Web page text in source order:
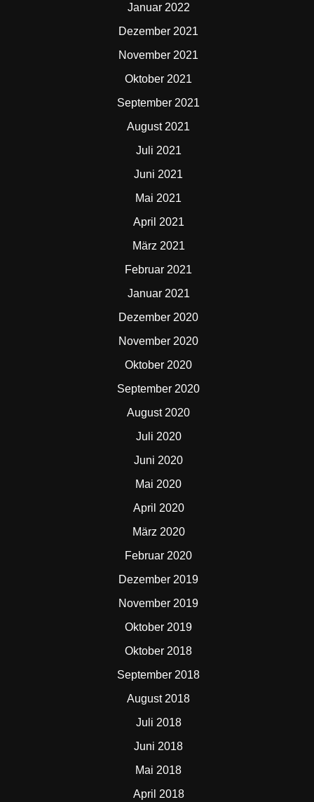
Januar 2022
Dezember 2021
November 2021
Oktober 2021
September 2021
August 2021
Juli 2021
Juni 2021
Mai 2021
April 2021
März 2021
Februar 2021
Januar 2021
Dezember 2020
November 2020
Oktober 2020
September 2020
August 2020
Juli 2020
Juni 2020
Mai 2020
April 2020
März 2020
Februar 2020
Dezember 2019
November 2019
Oktober 2019
Oktober 2018
September 2018
August 2018
Juli 2018
Juni 2018
Mai 2018
April 2018